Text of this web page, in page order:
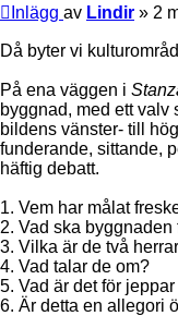
Inlägg av Lindir » 2
Då byter vi
På ena väggen i
byggnad, med ett
bildens vänster- till
funderande, sittande,
häftig debatt.
1. Vem har målat
2. Vad ska byggnaden
3. Vilka är de två
4. Vad talar de om?
5. Vad är det för
6. Är detta en allegori